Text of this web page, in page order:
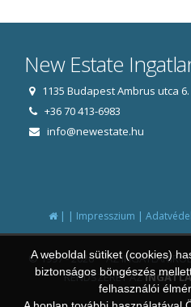
New Estate
1135 Budapest Ambrus utca 6.
+36 70 413-6983
info@newestate.hu
| | Impresszium |
© 1997 - 2026 AZ
RENDSZERÉT AZ
A weboldal sütiket (cookies)
biztonságos böngészés
felhasználói